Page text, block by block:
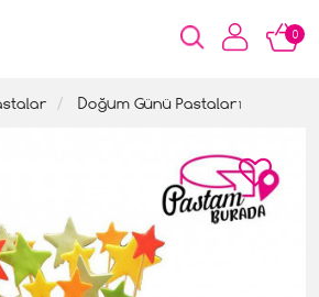
0
Doğum Günü Pastaları